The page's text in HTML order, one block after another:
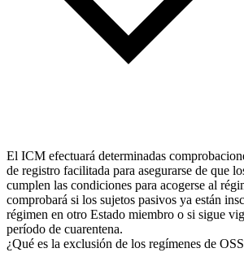
El ICM efectuará determinadas
de registro facilitada para asegurarse de que
cumplen las condiciones para acogerse al
comprobará si los sujetos pasivos ya están
régimen en otro Estado miembro o si sigue
período de cuarentena.
¿Qué es la exclusión de los regímenes de